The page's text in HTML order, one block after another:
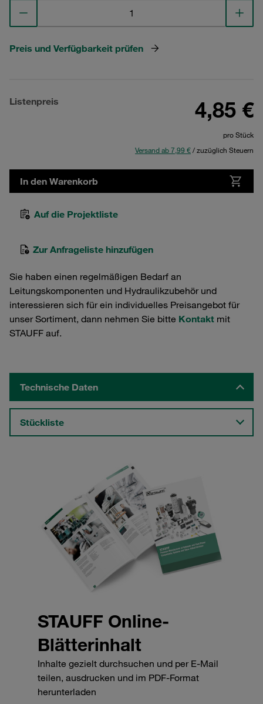
Preis und Verfügbarkeit prüfen
Listenpreis 4,85 €
pro Stück
Versand ab 7,99 €/ zuzüglich Steuern
In den Warenkorb
Auf die Projektliste
Zur Anfrageliste hinzufügen
Sie haben einen regelmäßigen Bedarf an
Leitungskomponenten und Hydraulikzubehör und
interessieren sich für ein individuelles Preisangebot für
unser Sortiment, dann nehmen Sie bitte Kontakt mit
STAUFF auf.
Technische Daten
Stückliste
STAUFF Online-
Blätterinhalt
Inhalte gezielt durchsuchen und per E-Mail
teilen, ausdrucken und im PDF-Format
herunterladen